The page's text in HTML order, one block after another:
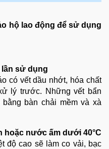
hộ lao động để sử dụng
lần sử dụng
có vết dầu nhớt, hóa chất
lý trước. Những vết bẩn
bàn chải mềm và xà
hoặc nước ấm dưới 40°C
độ cao sẽ làm co vải, bạc